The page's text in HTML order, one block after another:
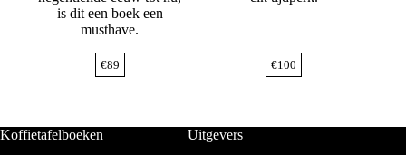
is dit een boek een
musthave.
€89 €100
Koffietafelboeken
Uitgevers